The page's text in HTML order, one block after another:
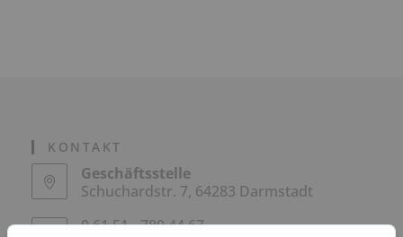
KONTAKT
Geschäftsstelle
Schuchardstr. 7, 64283 Darmstadt
0 61 51 - 780 44 67